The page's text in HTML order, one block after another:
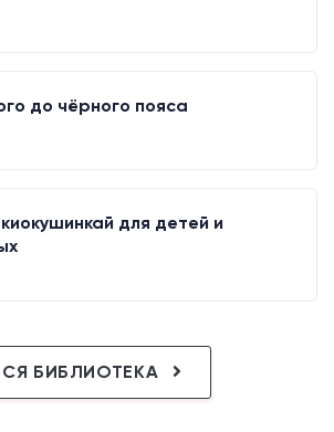
до чёрного пояса
для детей и
БИБЛИОТЕКА